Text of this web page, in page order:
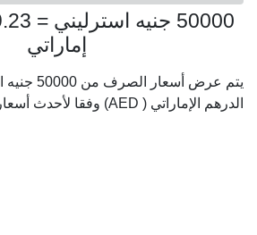
إماراتي
الدرهم الإماراتي ( AED) وفقا لأحدث أسعار الصرف.